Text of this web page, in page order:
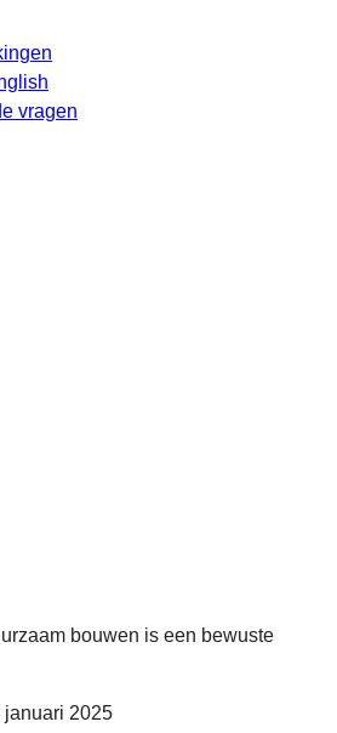
vragen
bouwen is een bewuste
januari 2025